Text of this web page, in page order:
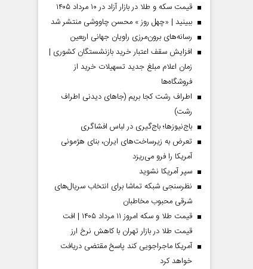
قیمت سکه و طلا در بازار آزاد در ۱۰ مرداد ۱۴۰۵
ببینید | «چهل روز » محسن چاووشی منتشر شد
رسانه‌های برون‌مرزی راویان جهانی اربعین
افزایش سقف اعتبار خرید بازنشستگان کشوری |
زمان اعلام مبلغ جدید تسهیلات خرید از
فروشگاه‌ها
اطراف رشت کجا بریم (جاهای دیدنی اطراف
رشت)
باج‌نیوزها؛ باج‌گیری در لباس افشاگری
تعرض به زیرساخت‌های ایران، بنای هژمونی
آمریکا را فرو می‌ریزد
سپر آمریکا نشوید
نظرسنجی شبکه تماشا برای انتخاب سریال‌های
شرقی محبوب مخاطبان
قیمت طلا و سکه امروز ۱۱ مرداد ۱۴۰۵ | افت
قیمت طلا در بازار تهران با کاهش نرخ ارز
آمریکا ماجراجویی کند پاسخ مقتضی دریافت
خواهد کرد